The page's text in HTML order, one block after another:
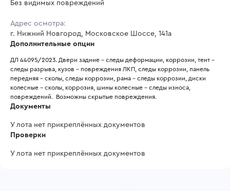
Без видимых повреждений
Адрес осмотра:
г. Нижний Новгород, Московское Шоссе, 141а
Дополнительные опции
ДЛ 44095/2023. Двери задние - следы деформации, коррозии, тент -
следы разрыва, кузов - повреждения ЛКП, следы коррозии, панель
передняя - сколы, следы коррозии, рама - следы коррозии, диски
колесные - сколы, коррозия, шины колесные - следы износа,
повреждений.  Возможны скрытые повреждения.
Документы
У лота нет прикреплённых документов
Проверки
У лота нет прикреплённых документов